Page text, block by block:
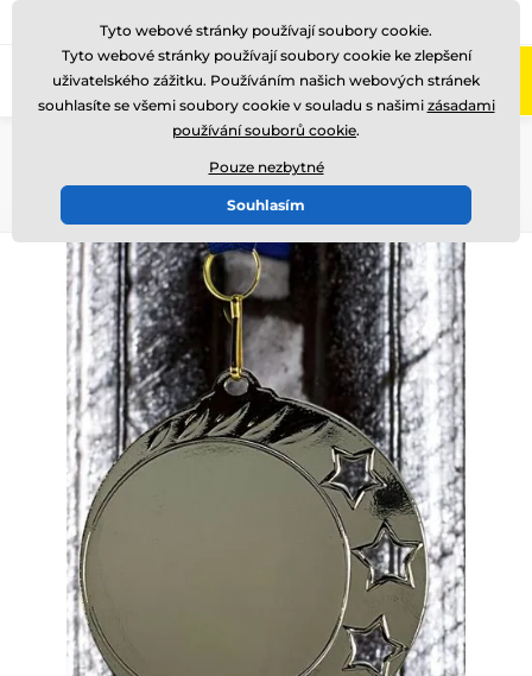
Zavolejte nám (Po-Pá 8-17)
Medaile pro gravírování (vyrytí laserem)
Tyto webové stránky používají soubory cookie.
Tyto webové stránky používají soubory cookie ke zlepšení
uživatelského zážitku. Používáním našich webových stránek
souhlasíte se všemi soubory cookie v souladu s našimi zásadami
používání souborů cookie.
Pouze nezbytné
Souhlasím